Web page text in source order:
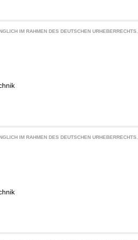
IM RAHMEN DES DEUTSCHEN URHEBERRECHTS.
IM RAHMEN DES DEUTSCHEN URHEBERRECHTS.